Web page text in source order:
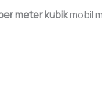
meter kubikmobil